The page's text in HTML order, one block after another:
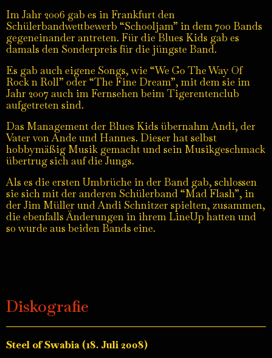
Im Jahr 2006 gab es in Frankfurt den
Schülerbandwettbewerb “Schooljam” in dem 700 Bands
gegeneinander antreten. Für die Blues Kids gab es
damals den Sonderpreis für die jüngste Band.
Es gab auch eigene Songs, wie “We Go The Way Of
Rock n Roll” oder “The Fine Dream”, mit dem sie im
Jahr 2007 auch im Fernsehen beim Tigerentenclub
aufgetreten sind.
Das Management der Blues Kids übernahm Andi, der
Vater von Ande und Hannes. Dieser hat selbst
hobbymäßig Musik gemacht und sein Musikgeschmack
übertrug sich auf die Jungs.
Als es die ersten Umbrüche in der Band gab, schlossen
sie sich mit der anderen Schülerband “Mad Flash”, in
der Jim Müller und Andi Schnitzer spielten, zusammen,
die ebenfalls Änderungen in ihrem LineUp hatten und
so wurde aus beiden Bands eine.
Diskografie
Steel of Swabia (18. Juli 2008)